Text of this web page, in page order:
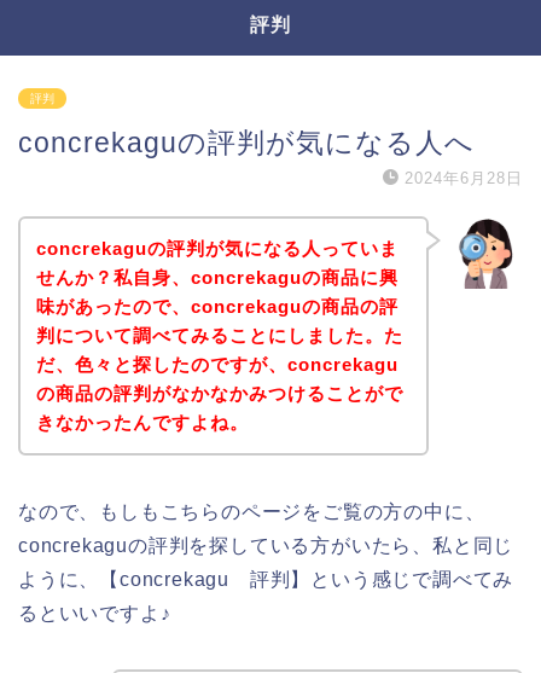
評判
評判
concrekaguの評判が気になる人へ
2024年6月28日
concrekaguの評判が気になる人っていま
せんか？私自身、concrekaguの商品に興
味があったので、concrekaguの商品の評
判について調べてみることにしました。た
だ、色々と探したのですが、concrekagu
の商品の評判がなかなかみつけることがで
きなかったんですよね。
なので、もしもこちらのページをご覧の方の中に、
concrekaguの評判を探している方がいたら、私と同じ
ように、【concrekagu 評判】という感じで調べてみ
るといいですよ♪